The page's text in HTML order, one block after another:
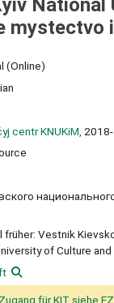
(Online)
centr KNUKiM, 2018-
Vestnik
of Culture
Zugang für KIT siehe